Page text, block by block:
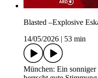
Blasted –Explosive
14/05/2026
53 min
München: Ein